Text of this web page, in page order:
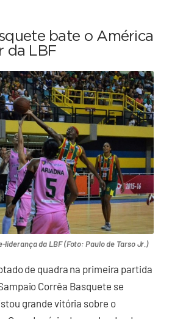
bate o América
da LBF
liderança da LBF (Foto: Paulo de Tarso Jr.)
de quadra na primeira partida
Corrêa Basquete se
grande vitória sobre o